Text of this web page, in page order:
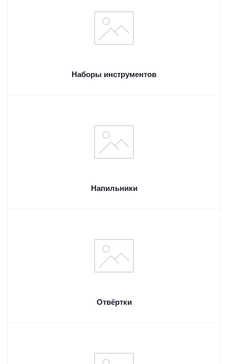
Наборы инструментов
Напильники
Отвёртки